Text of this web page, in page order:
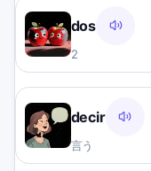
dos
2
decir
言う